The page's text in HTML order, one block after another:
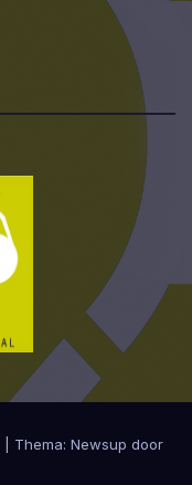
Thema: Newsup door